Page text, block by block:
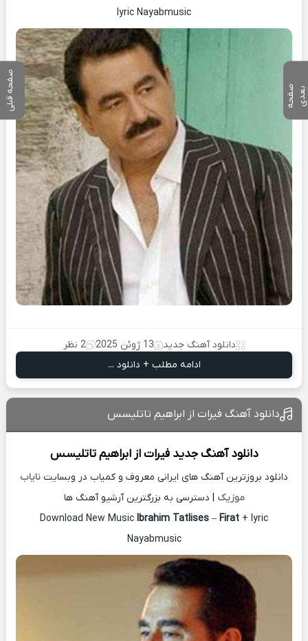
lyric Nayabmusic
دانلود آهنگ جدید 13 ژوئن 2025
2 نظر
ادامه مطلب + دانلود ...
دانلود آهنگ فیرات از ابراهیم تاتلیسس
دانلود آهنگ جدید فیرات ازابراهیم تاتلیسس
دانلود بروزترین آهنگ های ایرانی معروف و کمیاب در وبسایت نایاب
موزیک | دسترسی به بزرگترین آرشیو آهنگ ها
Download New Music Ibrahim Tatlises – Firat + lyric
Nayabmusic
ص
ف
ح
ه ب ع
د ی صفحه قبلی